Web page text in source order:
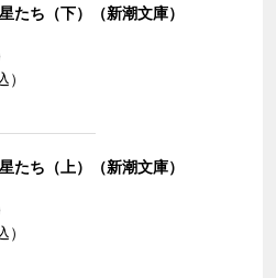
たち（下）（新潮文庫）
たち（上）（新潮文庫）